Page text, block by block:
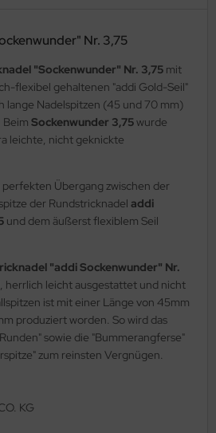
Nr. 3,75
"Sockenwunder" Nr. 3,75 mit
flexibel gehaltenen "addi Gold-Seil"
lange Nadelspitzen (45 und 70 mm)
Beim Sockenwunder 3,75wurde
leichte, nicht geknickte
Übergang zwischen der
der Rundstricknadel addi
und dem äußerst flexiblem Seil
"addi Sockenwunder" Nr.
herrlich leicht ausgestattet und nicht
ist mit einer Länge von 45mm
produziert worden. So wird das
sowie die "Bummerangferse"
zum reinsten Vergnügen.
KG